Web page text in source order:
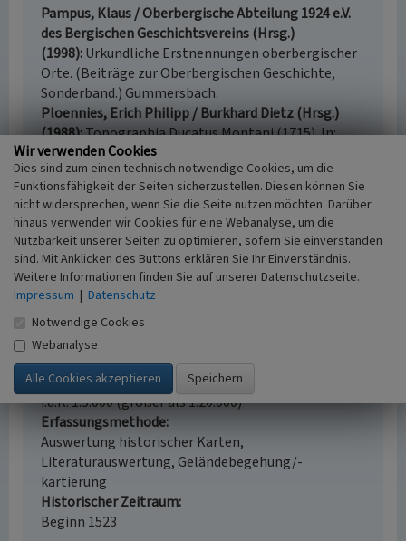
Pampus, Klaus / Oberbergische Abteilung 1924 e.V.
des Bergischen Geschichtsvereins (Hrsg.)
(1998) Urkundliche Erstnennungen oberbergischer
Orte. (Beiträge zur Oberbergischen Geschichte,
Sonderband.) Gummersbach.
Ploennies, Erich Philipp / Burkhard Dietz (Hrsg.)
(1988) Topographia Ducatus Montani (1715). In:
Bergische Forschungen, Band XX, Neustadt/Aisch.
Siedlung Oege
Schlagwörter
Einzelsiedlung
Ort
42477 Radevormwald
Fachsicht(en)
Kulturlandschaftspflege
Erfassungsmaßstab
i.d.R. 1:5.000 (größer als 1:20.000)
Erfassungsmethode
Auswertung historischer Karten,
Literaturauswertung, Geländebegehung/-
kartierung
Historischer Zeitraum
Beginn 1523
Wir verwenden Cookies
Dies sind zum einen technisch notwendige Cookies, um die
Funktionsfähigkeit der Seiten sicherzustellen. Diesen können Sie
nicht widersprechen, wenn Sie die Seite nutzen möchten. Darüber
hinaus verwenden wir Cookies für eine Webanalyse, um die
Nutzbarkeit unserer Seiten zu optimieren, sofern Sie einverstanden
sind. Mit Anklicken des Buttons erklären Sie Ihr Einverständnis.
Weitere Informationen finden Sie auf unserer Datenschutzseite.
Impressum | Datenschutz
Notwendige Cookies
Webanalyse